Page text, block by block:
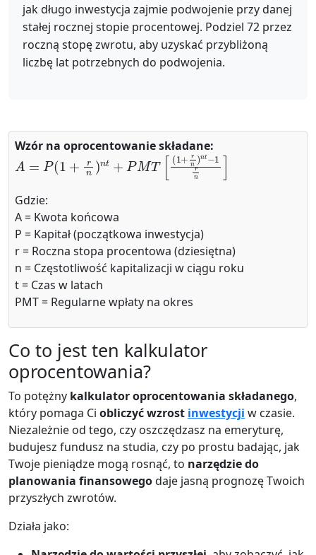
jak długo inwestycja zajmie podwojenie przy danej
stałej rocznej stopie procentowej. Podziel 72 przez
roczną stopę zwrotu, aby uzyskać przybliżoną
liczbę lat potrzebnych do podwojenia.
Wzór na oprocentowanie składane:
A=P( 1+r n)nt+PMT[(1+rn)nt−1rn]
Gdzie:
A = Kwota końcowa
P = Kapitał (początkowa inwestycja)
r = Roczna stopa procentowa (dziesiętna)
n = Częstotliwość kapitalizacji w ciągu roku
t = Czas w latach
PMT = Regularne wpłaty na okres
Co to jest ten kalkulator
oprocentowania?
To potężny kalkulator oprocentowania składanego,
który pomaga Ci obliczyć wzrost inwestycji w czasie.
Niezależnie od tego, czy oszczędzasz na emeryturę,
budujesz fundusz na studia, czy po prostu badając, jak
Twoje pieniądze mogą rosnąć, to narzędzie do
planowania finansowegodaje jasną prognozę Twoich
przyszłych zwrotów.
Działa jako: